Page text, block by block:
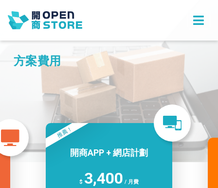
方案費用
推薦！
開商APP + 網店計劃
$ 3,400 / 月費